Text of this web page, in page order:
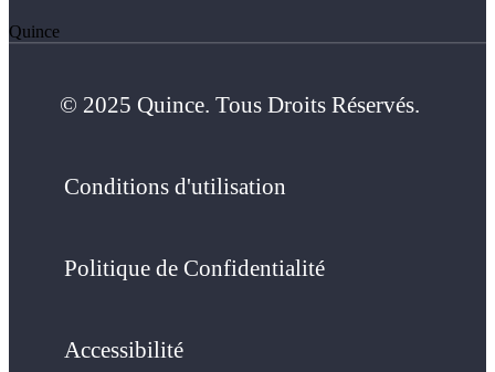
Quince
© 2025 Quince. Tous Droits Réservés.
Conditions d'utilisation
Politique de Confidentialité
Accessibilité